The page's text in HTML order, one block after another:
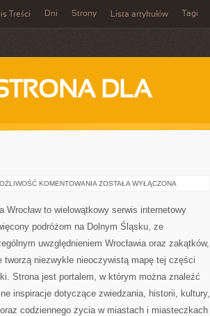
Treści Dni Strony Lista artykułów Tagi
DLA
KOMENTOWANIA JELENIA
ZOSTAŁA WYŁĄCZONA
Wrocław to wielowątkowy serwis internetowy
podróżom na Dolnym Śląsku, ze
uwzględnieniem Wrocławia oraz zakątków,
tworzą niezwykle nieoczywistą mapę tej części
Strona jest portalem, w którym można znaleźć
inspiracje dotyczące zwiedzania, historii, kultury,
codziennego życia w miastach i miasteczkach